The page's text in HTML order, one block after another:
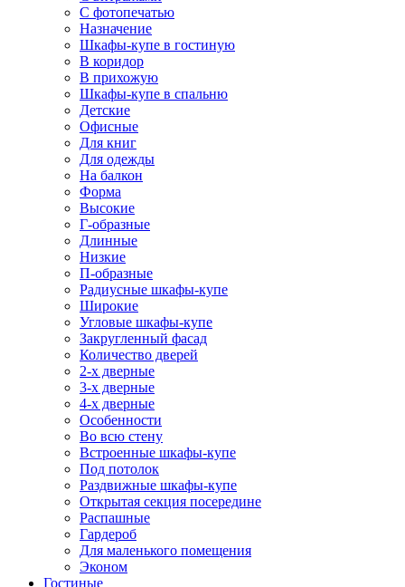
С фотопечатью
Назначение
Шкафы-купе в гостиную
В коридор
В прихожую
Шкафы-купе в спальню
Детские
Офисные
Для книг
Для одежды
На балкон
Форма
Высокие
Г-образные
Длинные
Низкие
П-образные
Радиусные шкафы-купе
Широкие
Угловые шкафы-купе
Закругленный фасад
Количество дверей
2-х дверные
3-х дверные
4-х дверные
Особенности
Во всю стену
Встроенные шкафы-купе
Под потолок
Раздвижные шкафы-купе
Открытая секция посередине
Распашные
Гардероб
Для маленького помещения
Эконом
Гостиные